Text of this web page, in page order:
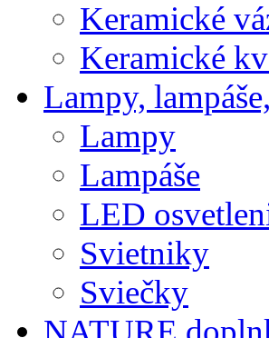
Keramické
Keramické
Lampy,
Lampy
Lampáše
LED
Svietniky
Sviečky